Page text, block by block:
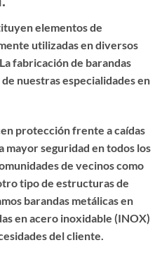
elementos de
utilizadas en diversos
fabricación de barandas
de nuestras especialidades en
protección frente a caídas
mayor seguridad en todos los
de vecinos como
tipo de estructuras de
barandas metálicasen
en acero inoxidable (INOX)
del cliente.